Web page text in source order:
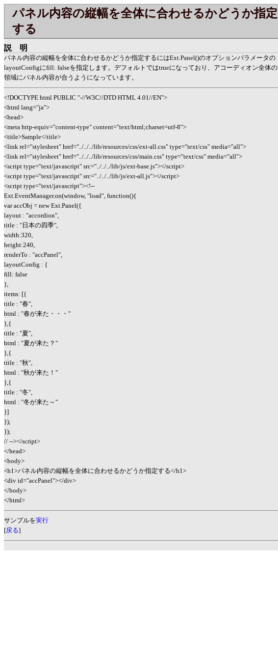
パネル内容の縦幅を全体に合わせるかどうか指定
する
説明
パネル内容の縦幅を全体に合わせるかどうか指定するにはExt.Panel()のオプションパラメータの
layoutConfigにfill: falseを指定します。デフォルトではtrueになっており、アコーディオン全体の
領域にパネル内容が合うようになっています。
<!DOCTYPE html PUBLIC "-//W3C//DTD HTML 4.01//EN">
<html lang="ja">
<head>
<meta http-equiv="content-type" content="text/html;charset=utf-8">
<title>Sample</title>
<link rel="stylesheet" href="../../../lib/resources/css/ext-all.css" type="text/css" media="all">
<link rel="stylesheet" href="../../../lib/resources/css/main.css" type="text/css" media="all">
<script type="text/javascript" src="../../../lib/js/ext-base.js"></script>
<script type="text/javascript" src="../../../lib/js/ext-all.js"></script>
<script type="text/javascript"><!--
Ext.EventManager.on(window, "load", function(){
var accObj = new Ext.Panel({
layout : "accordion",
title : "日本の四季",
width:320,
height:240,
renderTo : "accPanel",
layoutConfig : {
fill: false
},
items: [{
title : "春",
html : "春が来た・・・"
},{
title : "夏",
html : "夏が来た？"
},{
title : "秋",
html : "秋が来た！"
},{
title : "冬",
html : "冬が来た～"
}]
});
});
// --></script>
</head>
<body>
<h1>パネル内容の縦幅を全体に合わせるかどうか指定する</h1>
<div id="accPanel"></div>
</body>
</html>
サンプルを実行
[戻る]